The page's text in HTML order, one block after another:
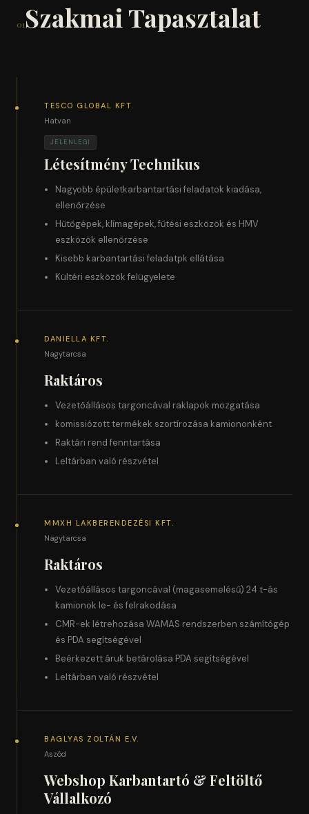
01Szakmai Tapasztalat
TESCO GLOBAL KFT.
Hatvan
JELENLEGI
Létesítmény Technikus
Nagyobb épületkarbantartási feladatok kiadása,
ellenőrzése
Hűtőgépek, klímagépek, fűtési eszközök és HMV
eszközök ellenőrzése
Kisebb karbantartási feladatpk ellátása
Kültéri eszközök felügyelete
DANIELLA KFT.
Nagytarcsa
Raktáros
Vezetőállásos targoncával raklapok mozgatása
komissiózott termékek szortírozása kamiononként
Raktári rend fenntartása
Leltárban való részvétel
MMXH LAKBERENDEZÉSI KFT.
Nagytarcsa
Raktáros
Vezetőállásos targoncával (magasemelésű) 24 t-ás
kamionok le- és felrakodása
CMR-ek létrehozása WAMAS rendszerben számítógép
és PDA segítségével
Beérkezett áruk betárolása PDA segítségével
Leltárban való részvétel
BAGLYAS ZOLTÁN E.V.
Aszód
Webshop Karbantartó & Feltöltő
Vállalkozó